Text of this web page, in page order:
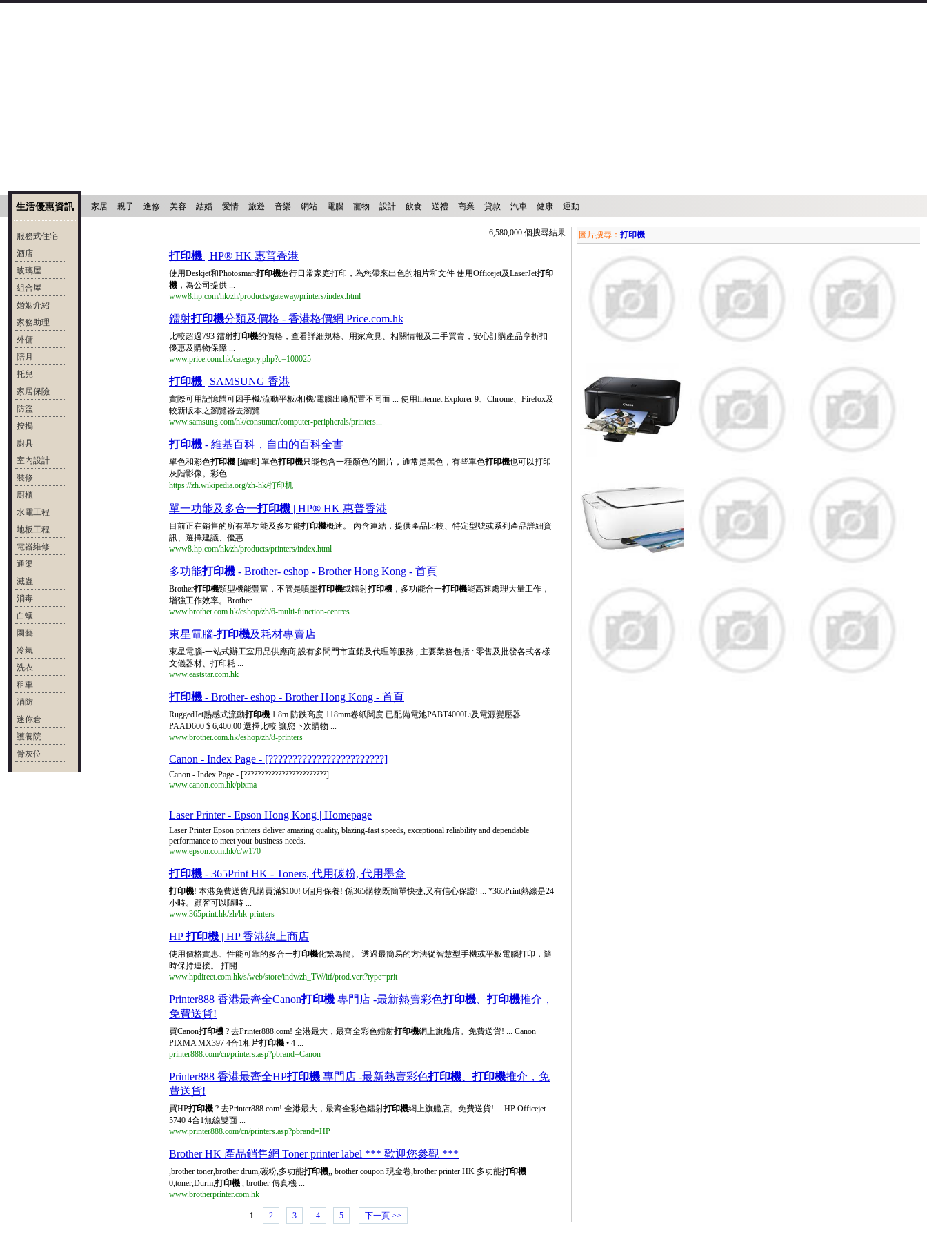
家居 親子 進修 美容 結婚 愛情 旅遊 音樂 網站 電腦 寵物 設計 飲食 送禮 商業 貸款 汽車 健康 運動
生活優惠資訊
服務式住宅
酒店
玻璃屋
組合屋
婚姻介紹
家務助理
外傭
陪月
托兒
家居保險
防盜
按揭
廚具
室內設計
裝修
廚櫃
水電工程
地板工程
電器維修
通渠
滅蟲
消毒
白蟻
園藝
冷氣
洗衣
租車
消防
迷你倉
護養院
骨灰位
6,580,000 個搜尋結果
打印機 | HP® HK 惠普香港
使用Deskjet和Photosmart打印機進行日常家庭打印，為您帶來出色的相片和文件 使用Officejet及LaserJet打印
機 ，為公司提供 ...
www8.hp.com/hk/zh/products/gateway/printers/index.html
鐳射打印機分類及價格 - 香港格價網 Price.com.hk
比較超過793 鐳射打印機的價格，查看詳細規格、用家意見、相關情報及二手買賣，安心訂購產品享折扣
優惠及購物保障 ...
www.price.com.hk/category.php?c=100025
打印機 | SAMSUNG 香港
實際可用記憶體可因手機/流動平板/相機/電腦出廠配置不同而 ... 使用Internet Explorer 9、Chrome、Firefox及
較新版本之瀏覽器去瀏覽 ...
www.samsung.com/hk/consumer/computer-peripherals/printers...
打印機 - 維基百科，自由的百科全書
單色和彩色打印機 [編輯] 單色打印機只能包含一種顏色的圖片，通常是黑色，有些單色打印機也可以打印
灰階影像。彩色 ...
https://zh.wikipedia.org/zh-hk/打印机
單一功能及多合一打印機 | HP® HK 惠普香港
目前正在銷售的所有單功能及多功能打印機概述。 內含連結，提供產品比較、特定型號或系列產品詳細資
訊、選擇建議、優惠 ...
www8.hp.com/hk/zh/products/printers/index.html
多功能打印機 - Brother- eshop - Brother Hong Kong - 首頁
Brother打印機類型機能豐富，不管是噴墨打印機或鐳射打印機 ，多功能合一打印機能高速處理大量工作，
增強工作效率。Brother
www.brother.com.hk/eshop/zh/6-multi-function-centres
東星電腦-打印機及耗材專賣店
東星電腦-一站式辦工室用品供應商,設有多間門市直銷及代理等服務 , 主要業務包括 : 零售及批發各式各樣
文儀器材、打印耗 ...
www.eaststar.com.hk
打印機 - Brother- eshop - Brother Hong Kong - 首頁
RuggedJet熱感式流動打印機 1.8m 防跌高度 118mm卷紙闊度 已配備電池PABT4000Li及電源變壓器
PAAD600 $ 6,400.00 選擇比較 讓您下次購物 ...
www.brother.com.hk/eshop/zh/8-printers
Canon - Index Page - [????????????????????????]
Canon - Index Page - [????????????????????????]
www.canon.com.hk/pixma
Laser Printer - Epson Hong Kong | Homepage
Laser Printer Epson printers deliver amazing quality, blazing-fast speeds, exceptional reliability and dependable
performance to meet your business needs.
www.epson.com.hk/c/w170
打印機 - 365Print HK - Toners, 代用碳粉, 代用墨盒
打印機! 本港免費送貨凡購買滿$100! 6個月保養! 係365購物既簡單快捷,又有信心保證! ... *365Print熱線是24
小時。顧客可以隨時 ...
www.365print.hk/zh/hk-printers
HP打印機 | HP 香港線上商店
使用價格實惠、性能可靠的多合一打印機化繁為簡。 透過最簡易的方法從智慧型手機或平板電腦打印，隨
時保持連接。 打開 ...
www.hpdirect.com.hk/s/web/store/indv/zh_TW/itf/prod.vert?type=prit
Printer888 香港最齊全Canon打印機 專門店 -最新熱賣彩色打印機 、打印機推介，
免費送貨!
買Canon打印機 ? 去Printer888.com! 全港最大，最齊全彩色鐳射打印機網上旗艦店。免費送貨! ... Canon
PIXMA MX397 4合1相片打印機 • 4 ...
printer888.com/cn/printers.asp?pbrand=Canon
Printer888 香港最齊全HP打印機 專門店 -最新熱賣彩色打印機 、打印機推介，免
費送貨!
買HP打印機 ? 去Printer888.com! 全港最大，最齊全彩色鐳射打印機網上旗艦店。免費送貨! ... HP Officejet
5740 4合1無線雙面 ...
www.printer888.com/cn/printers.asp?pbrand=HP
Brother HK 產品銷售網 Toner printer label *** 歡迎您參觀 ***
,brother toner,brother drum,碳粉,多功能打印機,, brother coupon 現金卷,brother printer HK 多功能打印機
0,toner,Durm,打印機 , brother 傳真機 ...
www.brotherprinter.com.hk
1 2 3 4 5 下一頁 >>
圖片搜尋： 打印機